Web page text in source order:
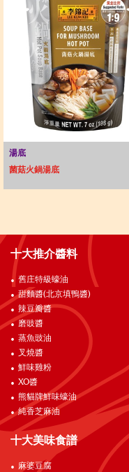
湯底
菌菇火鍋湯底
十大推介醬料
舊庄特級蠔油
甜麵醬(北京填鴨醬)
辣豆瓣醬
磨豉醬
蒸魚豉油
叉燒醬
鮮味雞粉
XO醬
熊貓牌鮮味蠔油
純香芝麻油
十大美味食譜
麻婆豆腐